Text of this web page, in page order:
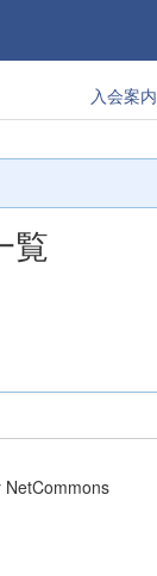
入会案内
覧
NetCommons